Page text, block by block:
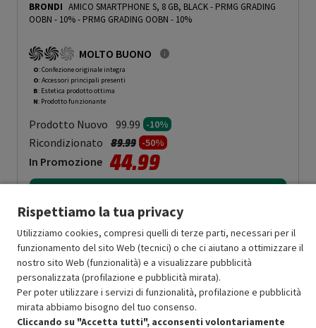
BRONDI AMICO SMARTPHONE S, 8 GB, BLACK - PRMG GRADING
OOBN - 10%- PRMG GRADING OOBN - 10%
MOLTO BUONO
O: Confezione originale integra
O: Accessori principali presenti
B: Estetica prodotto ottima
N: Prodotto funzionante
Prodotto Nuovo 99.99 -10%
Ricondizionato Prezzo ridotto da
89.99a-50%
In Promozione 44.99
SCONTO RICONDIZIONATI
Approfitta dello sconto del 50% sul prodotto ricondizionato.
Rispettiamo la tua privacy
Utilizziamo cookies, compresi quelli di terze parti, necessari per il
funzionamento del sito Web (tecnici) o che ci aiutano a ottimizzare il
nostro sito Web (funzionalità) e a visualizzare pubblicità
personalizzata (profilazione e pubblicità mirata).
Per poter utilizzare i servizi di funzionalità, profilazione e pubblicità
mirata abbiamo bisogno del tuo consenso.
Cliccando su "Accetta tutti", acconsenti volontariamente